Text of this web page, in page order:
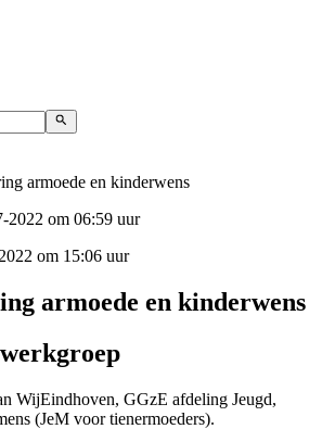
armoede en kinderwens
2022 om 06:59 uur
om 15:06 uur
armoede en kinderwens
WijEindhoven, GGzE afdeling Jeugd,
(JeM voor tienermoeders).